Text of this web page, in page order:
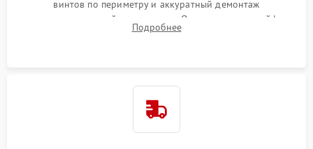
винтов по периметру и аккуратный демонтаж
стеклокерамической поверхности. Отсоединение шлейфов
сенсорного блока для доступа к силовым платам, катушкам
Подробнее